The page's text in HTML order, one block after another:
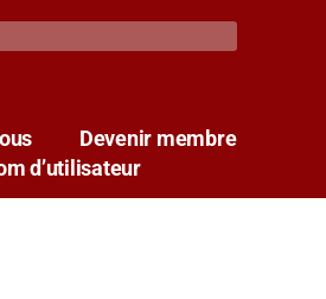
Devenir membre
d’utilisateur